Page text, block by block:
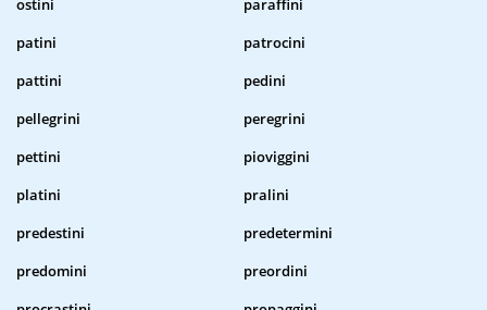
ostini
paraffini
patini
patrocini
pattini
pedini
pellegrini
peregrini
pettini
pioviggini
platini
pralini
predestini
predetermini
predomini
preordini